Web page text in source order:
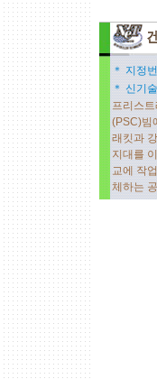
＊ 지정
＊ 신기
프리스
(PSC)빔
래킷과
지대를
교에 작
체하는